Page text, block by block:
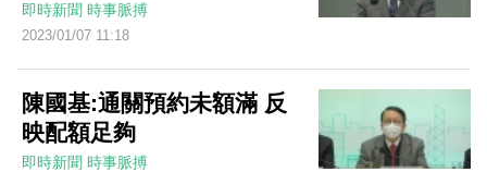
即時新聞 時事脈搏
2023/01/07 11:18
陳國基:通關預約未額滿 反
映配額足夠
即時新聞 時事脈搏